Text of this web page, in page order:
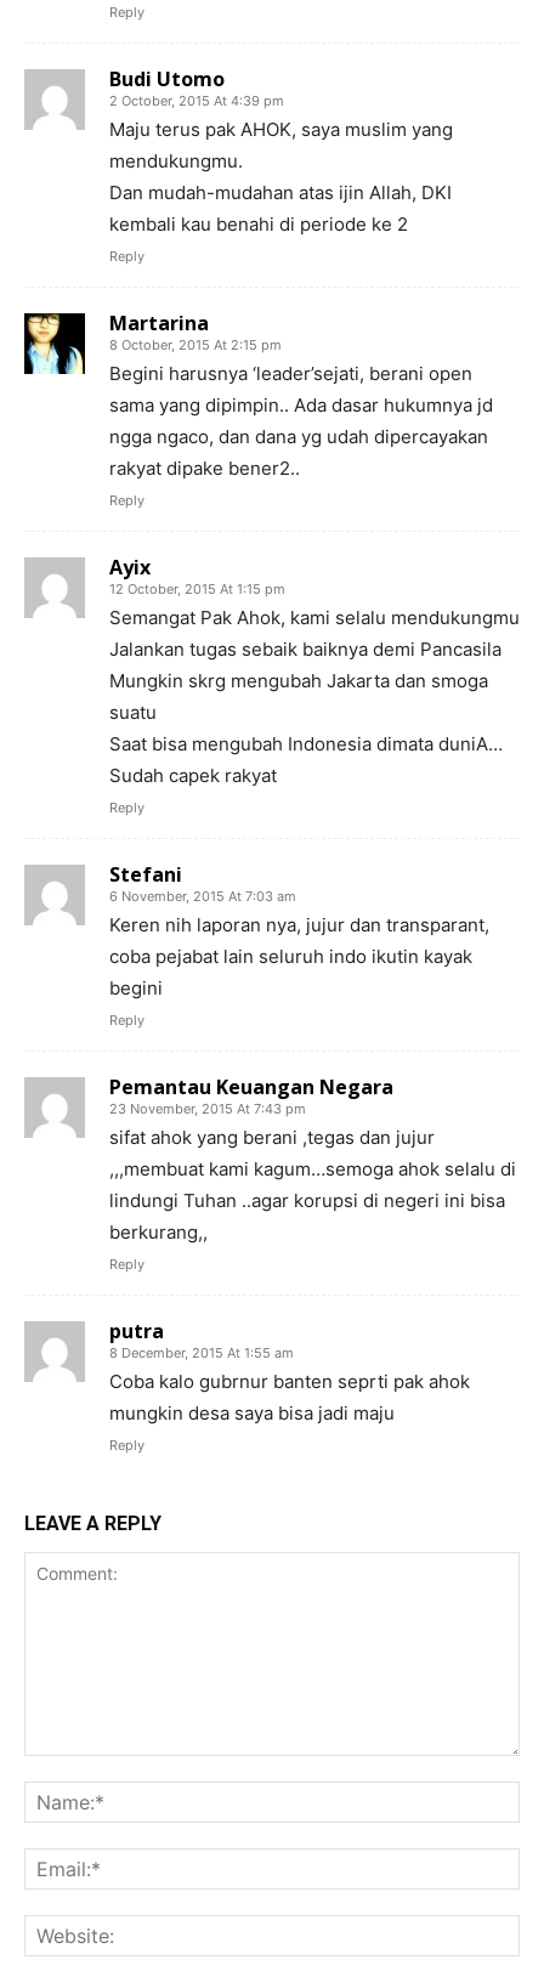
Reply
Budi Utomo
2 October, 2015 At 4:39 pm
Maju terus pak AHOK, saya muslim yang
mendukungmu.
Dan mudah-mudahan atas ijin Allah, DKI
kembali kau benahi di periode ke 2
Reply
Martarina
8 October, 2015 At 2:15 pm
Begini harusnya ‘leader’sejati, berani open
sama yang dipimpin.. Ada dasar hukumnya jd
ngga ngaco, dan dana yg udah dipercayakan
rakyat dipake bener2..
Reply
Ayix
12 October, 2015 At 1:15 pm
Semangat Pak Ahok, kami selalu mendukungmu
Jalankan tugas sebaik baiknya demi Pancasila
Mungkin skrg mengubah Jakarta dan smoga
suatu
Saat bisa mengubah Indonesia dimata duniA…
Sudah capek rakyat
Reply
Stefani
6 November, 2015 At 7:03 am
Keren nih laporan nya, jujur dan transparant,
coba pejabat lain seluruh indo ikutin kayak
begini
Reply
Pemantau Keuangan Negara
23 November, 2015 At 7:43 pm
sifat ahok yang berani ,tegas dan jujur
,,,membuat kami kagum…semoga ahok selalu di
lindungi Tuhan ..agar korupsi di negeri ini bisa
berkurang,,
Reply
putra
8 December, 2015 At 1:55 am
Coba kalo gubrnur banten seprti pak ahok
mungkin desa saya bisa jadi maju
Reply
LEAVE A REPLY